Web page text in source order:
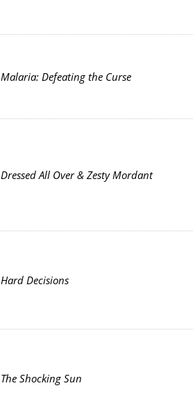
Malaria: Defeating the Curse
Dressed All Over & Zesty Mordant
Hard Decisions
The Shocking Sun